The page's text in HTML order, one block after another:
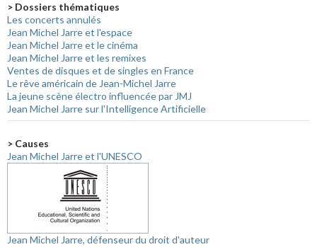
> Dossiers thématiques
Les concerts annulés
Jean Michel Jarre et l'espace
Jean Michel Jarre et le cinéma
Jean Michel Jarre et les remixes
Ventes de disques et de singles en France
Le rêve américain de Jean-Michel Jarre
La jeune scène électro influencée par JMJ
Jean Michel Jarre sur l'Intelligence Artificielle
> Causes
Jean Michel Jarre et l'UNESCO
Jean Michel Jarre, défenseur du droit d'auteur